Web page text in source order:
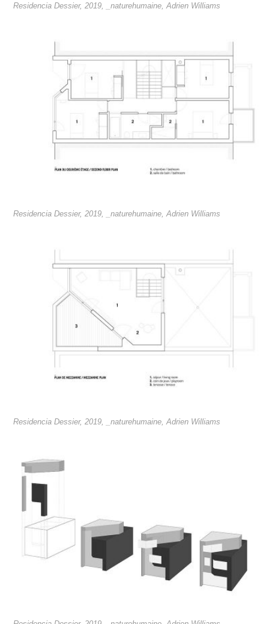
Residencia Dessier, 2019, _naturehumaine, Adrien Williams
Residencia Dessier, 2019, _naturehumaine, Adrien Williams
Residencia Dessier, 2019, _naturehumaine, Adrien Williams